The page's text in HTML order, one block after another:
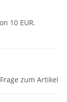
10 EUR.
Frage zum Artikel